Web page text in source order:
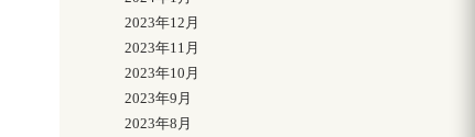
2023年12月
2023年11月
2023年10月
2023年9月
2023年8月